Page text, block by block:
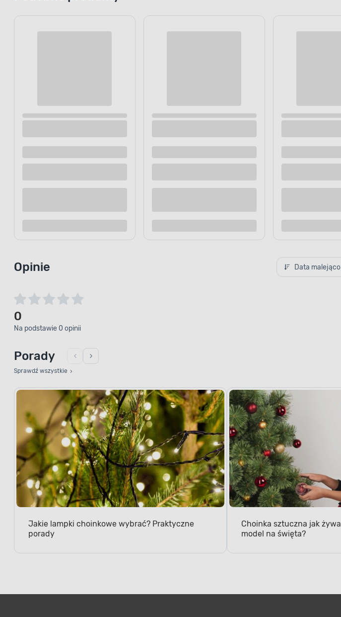
Dostępne z dostawą
Dostępne w sklepie
Kup teraz
Dostępne z dostawą
Dostępne w sklepie
Kup teraz
Data malejąco
0
Na podstawie 0 opinii
Sprawdź wszystkie
porady
model na święta?